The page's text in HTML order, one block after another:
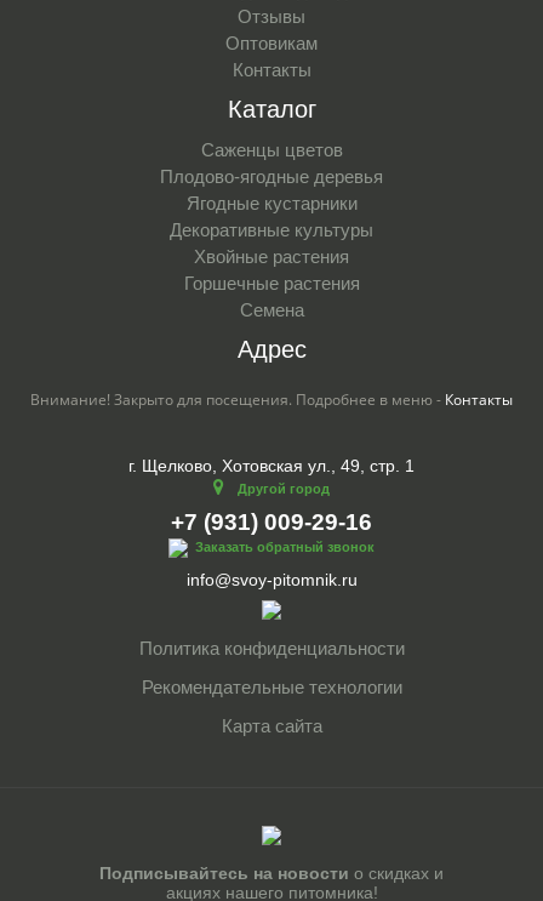
Отзывы
Оптовикам
Контакты
Каталог
Саженцы цветов
Плодово-ягодные деревья
Ягодные кустарники
Декоративные культуры
Хвойные растения
Горшечные растения
Семена
Адрес
Внимание! Закрыто для посещения. Подробнее в меню - Контакты
г. Щелково, Хотовская ул., 49, стр. 1
Другой город
+7 (931) 009-29-16
Заказать обратный звонок
info@svoy-pitomnik.ru
Политика конфиденциальности
Рекомендательные технологии
Карта сайта
Подписывайтесь на новости о скидках и
акциях нашего питомника!